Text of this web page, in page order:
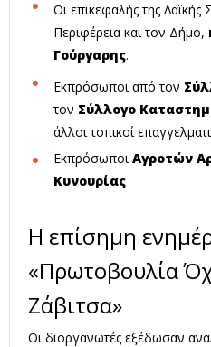
Οι επικεφαλής της
Περιφέρεια και τον Δήμο,
Γούργαρης.
Εκπρόσωποι από τον
τον Σύλλογο
άλλοι τοπικοί
ΕκπρόσωποιΑγροτών
Κυνουρίας
Η επίσημη
«Πρωτοβουλία
Ζάβιτσα»
Οι διοργανωτές εξέδωσαν